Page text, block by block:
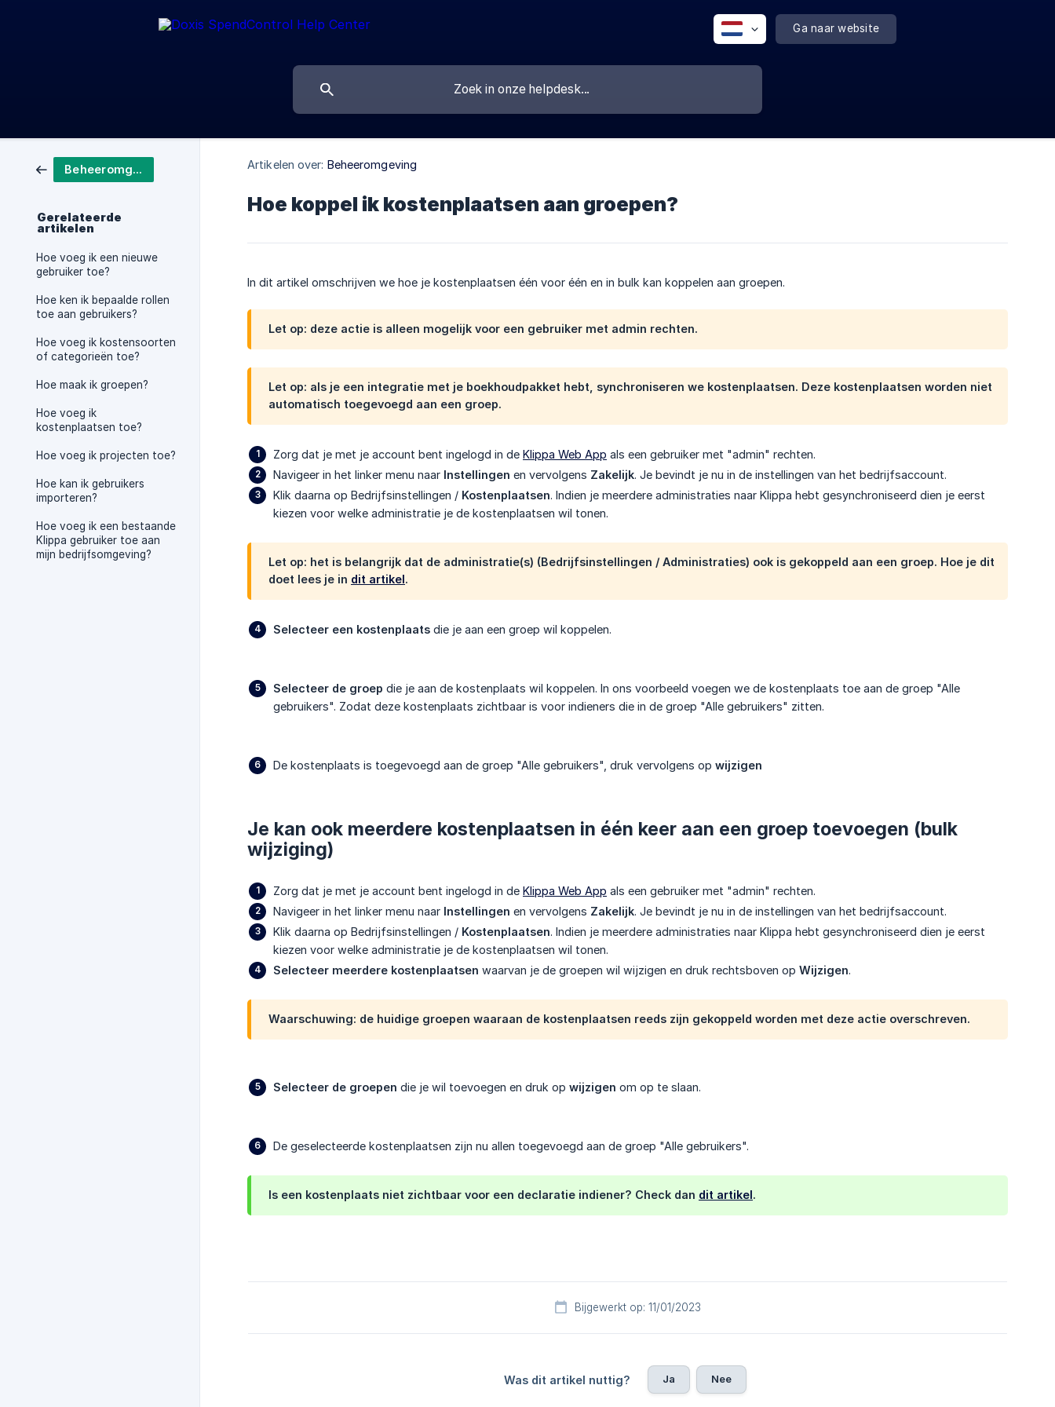
Ga naar website
Beheeromgeving
Gerelateerde
artikelen
Hoe voeg ik een nieuwe
gebruiker toe?
Hoe ken ik bepaalde rollen
toe aan gebruikers?
Hoe voeg ik kostensoorten
of categorieën toe?
Hoe maak ik groepen?
Hoe voeg ik
kostenplaatsen toe?
Hoe voeg ik projecten toe?
Hoe kan ik gebruikers
importeren?
Hoe voeg ik een bestaande
Klippa gebruiker toe aan
mijn bedrijfsomgeving?
Artikelen over: Beheeromgeving
Hoe koppel ik kostenplaatsen aan groepen?
In dit artikel omschrijven we hoe je kostenplaatsen één voor één en in bulk kan koppelen aan groepen.
Let op: deze actie is alleen mogelijk voor een gebruiker met admin rechten.
Let op: als je een integratie met je boekhoudpakket hebt, synchroniseren we kostenplaatsen. Deze kostenplaatsen worden niet
automatisch toegevoegd aan een groep.
Zorg dat je met je account bent ingelogd in de Klippa Web App als een gebruiker met "admin" rechten.
Navigeer in het linker menu naar Instellingen en vervolgens Zakelijk. Je bevindt je nu in de instellingen van het bedrijfsaccount.
Klik daarna op Bedrijfsinstellingen / Kostenplaatsen. Indien je meerdere administraties naar Klippa hebt gesynchroniseerd dien je eerst
kiezen voor welke administratie je de kostenplaatsen wil tonen.
Let op: het is belangrijk dat de administratie(s) (Bedrijfsinstellingen / Administraties) ook is gekoppeld aan een groep. Hoe je dit
doet lees je in dit artikel.
Selecteer een kostenplaats die je aan een groep wil koppelen.
Selecteer de groep die je aan de kostenplaats wil koppelen. In ons voorbeeld voegen we de kostenplaats toe aan de groep "Alle
gebruikers". Zodat deze kostenplaats zichtbaar is voor indieners die in de groep "Alle gebruikers" zitten.
De kostenplaats is toegevoegd aan de groep "Alle gebruikers", druk vervolgens op wijzigen
Je kan ook meerdere kostenplaatsen in één keer aan een groep toevoegen (bulk
wijziging)
Zorg dat je met je account bent ingelogd in de Klippa Web App als een gebruiker met "admin" rechten.
Navigeer in het linker menu naar Instellingen en vervolgens Zakelijk. Je bevindt je nu in de instellingen van het bedrijfsaccount.
Klik daarna op Bedrijfsinstellingen / Kostenplaatsen. Indien je meerdere administraties naar Klippa hebt gesynchroniseerd dien je eerst
kiezen voor welke administratie je de kostenplaatsen wil tonen.
Selecteer meerdere kostenplaatsen waarvan je de groepen wil wijzigen en druk rechtsboven op Wijzigen.
Waarschuwing: de huidige groepen waaraan de kostenplaatsen reeds zijn gekoppeld worden met deze actie overschreven.
Selecteer de groepen die je wil toevoegen en druk op wijzigen om op te slaan.
De geselecteerde kostenplaatsen zijn nu allen toegevoegd aan de groep "Alle gebruikers".
Is een kostenplaats niet zichtbaar voor een declaratie indiener? Check dan dit artikel.
Bijgewerkt op: 11/01/2023
Was dit artikel nuttig? Ja Nee